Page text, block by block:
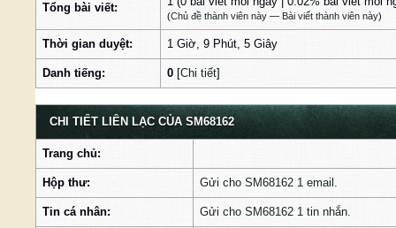
Tổng bài viết:
(Chủ đề thành viên này — Bài viết thành viên này)
Thời gian duyệt: 1 Giờ, 9 Phút, 5 Giây
Danh tiếng: 0 [Chi tiết]
CHI TIẾT LIÊN LẠC CỦA SM68162
Trang chủ:
Hộp thư: Gửi cho SM68162 1 email.
Tin cá nhân: Gửi cho SM68162 1 tin nhắn.